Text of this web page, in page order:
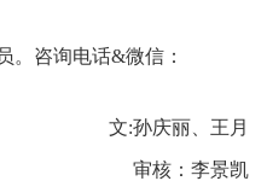
。咨询电话&微信：
庆丽、王月
审核：李景凯